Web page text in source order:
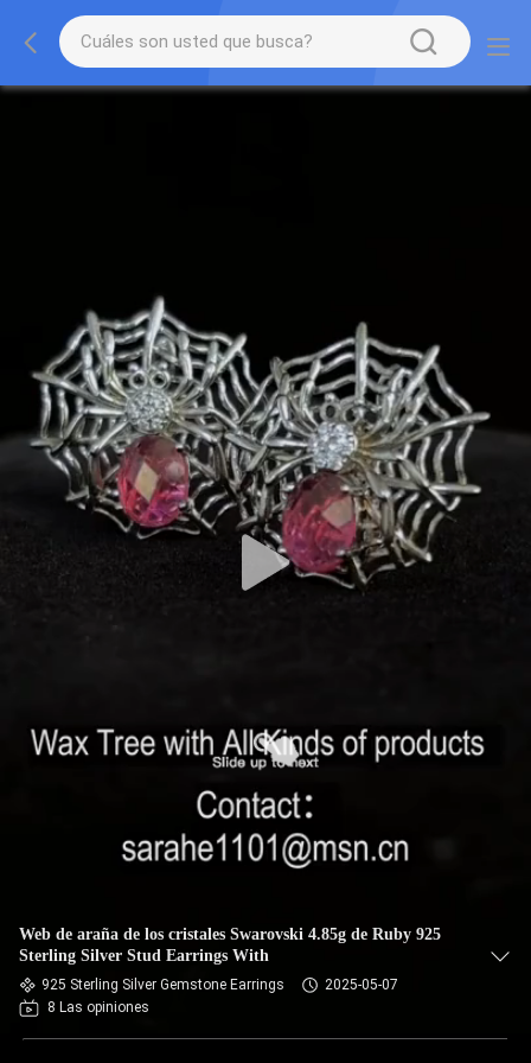
Web de araña de los cristales Swarovski 4.85g de Ruby 925
Sterling Silver Stud Earrings With
925 Sterling Silver Gemstone Earrings
2025-05-07
8 Las opiniones